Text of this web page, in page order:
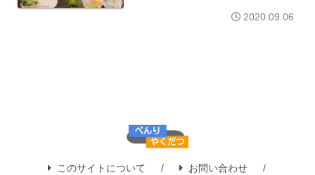
2020.09.06
このサイトについて
お問い合わせ